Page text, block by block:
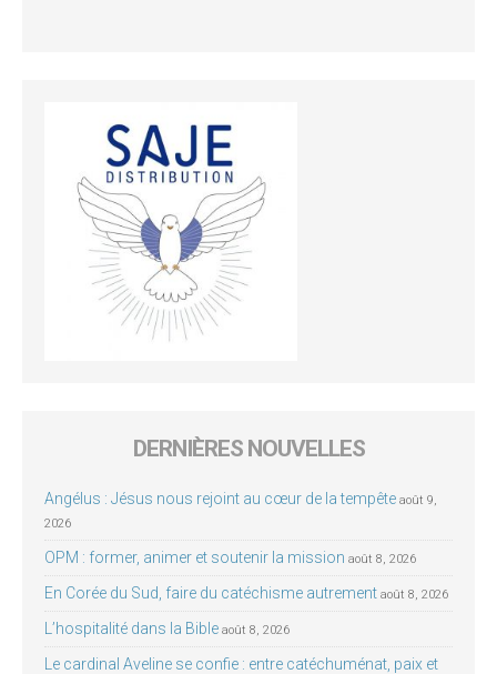
DERNIÈRES NOUVELLES
Angélus : Jésus nous rejoint au cœur de la tempête août 9,
2026
OPM : former, animer et soutenir la mission août 8, 2026
En Corée du Sud, faire du catéchisme autrement août 8, 2026
L’hospitalité dans la Bible août 8, 2026
Le cardinal Aveline se confie : entre catéchuménat, paix et